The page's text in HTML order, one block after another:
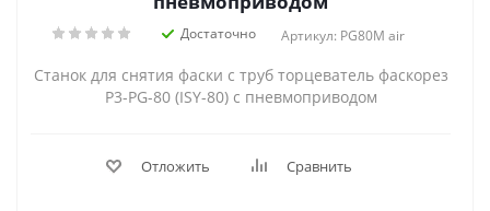
Достаточно Артикул: PG80M air
Станок для снятия фаски с труб торцеватель фаскорез
P3-PG-80 (ISY-80) с пневмоприводом
Отложить Сравнить